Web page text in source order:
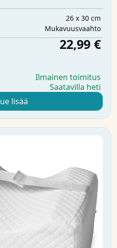
26 x 30 cm
Mukavuusvaahto
22,99 €
Ilmainen toimitus
Saatavilla heti
lisää